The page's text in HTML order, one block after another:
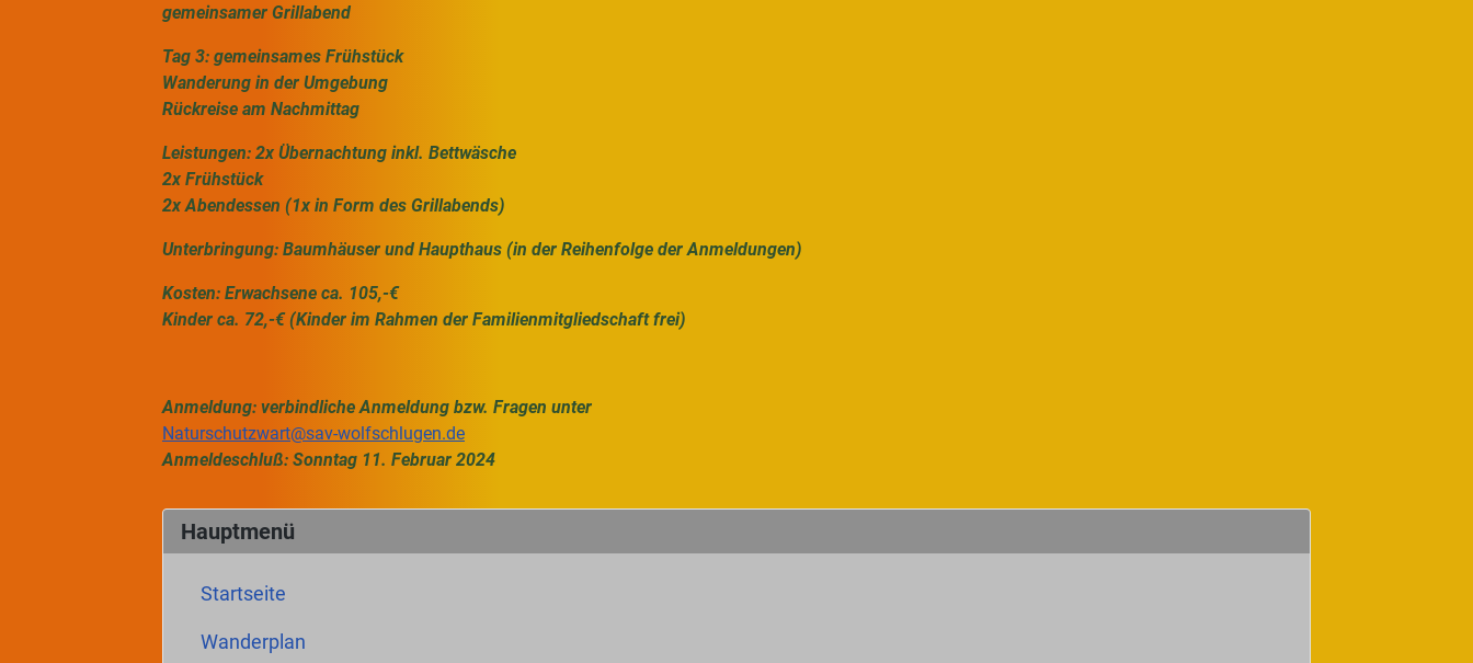
Hauptmenü
Startseite
Wanderplan
gemeinsamer Grillabend
Tag 3: gemeinsames Frühstück
Wanderung in der Umgebung
Rückreise am Nachmittag
Leistungen: 2x Übernachtung inkl. Bettwäsche
2x Frühstück
2x Abendessen (1x in Form des Grillabends)
Unterbringung: Baumhäuser und Haupthaus (in der Reihenfolge der Anmeldungen)
Kosten: Erwachsene ca. 105,-€
Kinder ca. 72,-€ (Kinder im Rahmen der Familienmitgliedschaft frei)
Anmeldung: verbindliche Anmeldung bzw. Fragen unter
Naturschutzwart@sav-wolfschlugen.de
Anmeldeschluß: Sonntag 11. Februar 2024